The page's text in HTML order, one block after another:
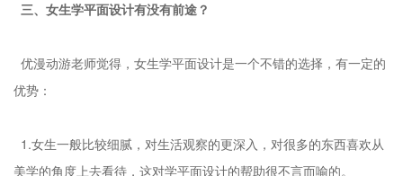
三、女生学平面设计有没有前途？
优漫动游老师觉得，女生学平面设计是一个不错的选择，有一定的
优势：
1.女生一般比较细腻，对生活观察的更深入，对很多的东西喜欢从
美学的角度上去看待，这对学平面设计的帮助很不言而喻的。